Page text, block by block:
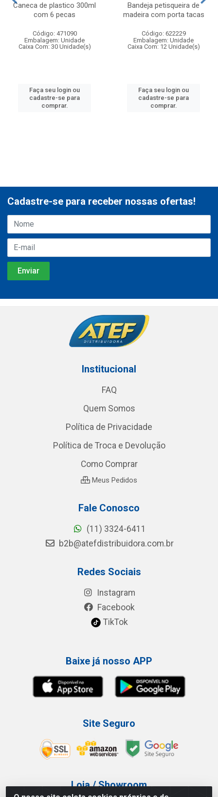
Caneca de plastico 300ml
com 6 pecas
Código: 471090
Embalagem: Unidade
Caixa Com: 30 Unidade(s)
Faça seu login ou
cadastre-se para
comprar.
Bandeja petisqueira de
madeira com porta tacas
Código: 622229
Embalagem: Unidade
Caixa Com: 12 Unidade(s)
Faça seu login ou
cadastre-se para
comprar.
Cadastre-se para receber nossas ofertas!
Institucional
FAQ
Quem Somos
Política de Privacidade
Política de Troca e Devolução
Como Comprar
Meus Pedidos
Fale Conosco
(11) 3324-6411
b2b@atefdistribuidora.com.br
Redes Sociais
Instagram
Facebook
TikTok
Baixe já nosso APP
Site Seguro
Loja / Showroom